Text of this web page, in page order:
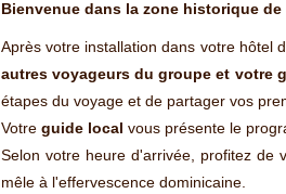
Bienvenue dans la zone historique
Après votre installation dans votre hôtel
autres voyageurs du groupe et votre
étapes du voyage et de partager vos
Votre guide local vous présente le
Selon votre heure d'arrivée, profitez de
mêle à l'effervescence dominicaine.